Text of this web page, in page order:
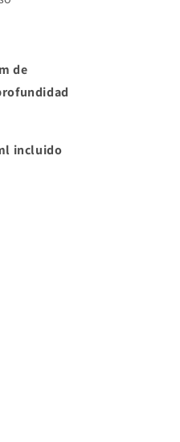
de
incluido